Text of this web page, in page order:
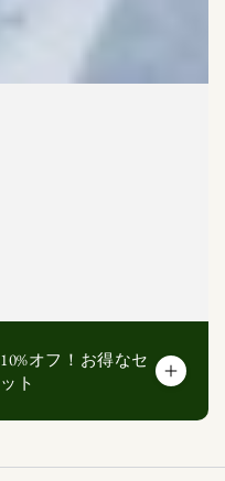
10%オフ！お得なセ
ット